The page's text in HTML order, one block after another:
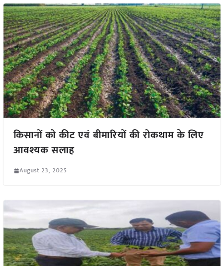
किसानों को कीट एवं बीमारियों की रोकथाम के लिए
आवश्यक सलाह
August 23, 2025